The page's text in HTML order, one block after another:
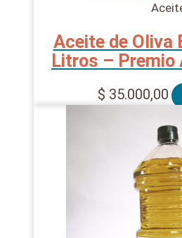
Aceite de Oliva
Litros – Premio
$ 35.000,00